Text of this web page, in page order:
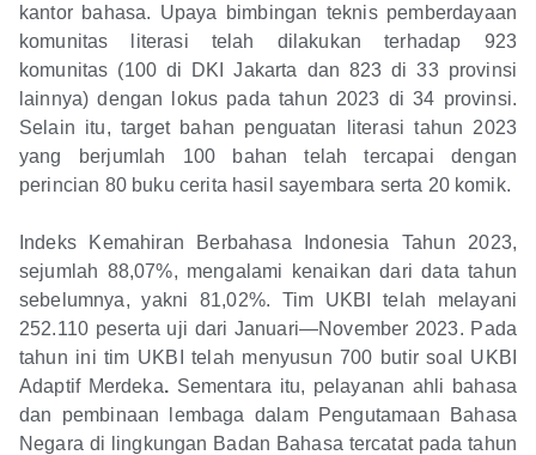
kantor bahasa. Upaya bimbingan teknis pemberdayaan
komunitas literasi telah dilakukan terhadap 923
komunitas (100 di DKI Jakarta dan 823 di 33 provinsi
lainnya) dengan lokus pada tahun 2023 di 34 provinsi.
Selain itu, target bahan penguatan literasi tahun 2023
yang berjumlah 100 bahan telah tercapai dengan
perincian 80 buku cerita hasil sayembara serta 20 komik.
Indeks Kemahiran Berbahasa Indonesia Tahun 2023,
sejumlah 88,07%, mengalami kenaikan dari data tahun
sebelumnya, yakni 81,02%. Tim UKBI telah melayani
252.110 peserta uji dari Januari—November 2023. Pada
tahun ini tim UKBI telah menyusun 700 butir soal UKBI
Adaptif Merdeka. Sementara itu, pelayanan ahli bahasa
dan pembinaan lembaga dalam Pengutamaan Bahasa
Negara di lingkungan Badan Bahasa tercatat pada tahun